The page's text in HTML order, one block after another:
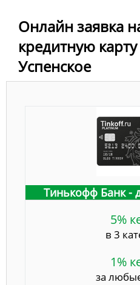
Онлайн заявка
кредитную
Успенское
Тинькофф Банк -
5%
в 3
1%
за